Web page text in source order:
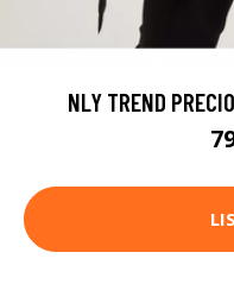
NLY TREND